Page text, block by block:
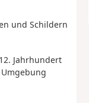
und Schildern
Jahrhundert